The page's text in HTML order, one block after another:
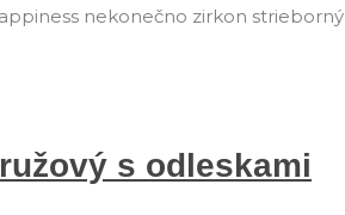
nekonečno zirkon strieborný
s odleskami